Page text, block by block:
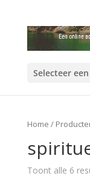
Selecteer
Home /
Toont alle 6